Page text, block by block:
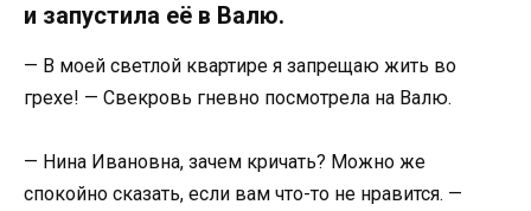
и запустила её в Валю.
— В моей светлой квартире я запрещаю жить во
грехе! — Свекровь гневно посмотрела на Валю.
— Нина Ивановна, зачем кричать? Можно же
спокойно сказать, если вам что-то не нравится. —